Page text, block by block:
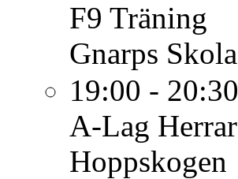
F9 Träning
Gnarps Skola
19:00 - 20:30
A-Lag Herrar
Hoppskogen